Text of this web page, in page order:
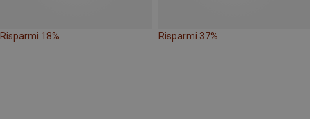
Risparmi 18% Risparmi 37%